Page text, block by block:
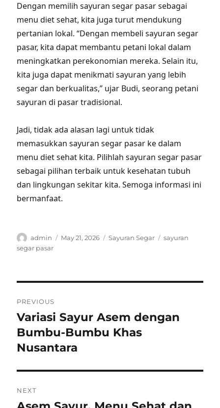
Dengan memilih sayuran segar pasar sebagai
menu diet sehat, kita juga turut mendukung
pertanian lokal. “Dengan membeli sayuran segar
pasar, kita dapat membantu petani lokal dalam
meningkatkan perekonomian mereka. Selain itu,
kita juga dapat menikmati sayuran yang lebih
segar dan berkualitas,” ujar Budi, seorang petani
sayuran di pasar tradisional.
Jadi, tidak ada alasan lagi untuk tidak
memasukkan sayuran segar pasar ke dalam
menu diet sehat kita. Pilihlah sayuran segar pasar
sebagai pilihan terbaik untuk kesehatan tubuh
dan lingkungan sekitar kita. Semoga informasi ini
bermanfaat.
Author
admin
Posted
May 21, 2026 Categories
Sayuran Segar Tags
sayuran
segar pasar
navigation
PREVIOUS
Previous
post:
Variasi Sayur Asem dengan
Bumbu-Bumbu Khas
Nusantara
NEXT
Next